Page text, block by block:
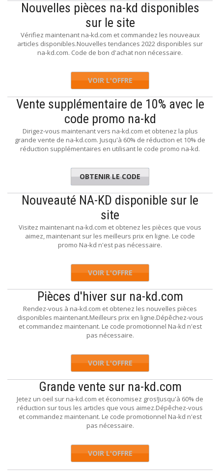
Nouvelles pièces na-kd disponibles
sur le site
Vérifiez maintenant na-kd.com et commandez les nouveaux
articles disponibles.Nouvelles tendances 2022 disponibles sur
na-kd.com. Code de bon d'achat non nécessaire.
VOIR L'OFFRE
Vente supplémentaire de 10% avec le
code promo na-kd
Dirigez-vous maintenant vers na-kd.com et obtenez la plus
grande vente de na-kd.com. Jusqu'à 60% de réduction et 10% de
réduction supplémentaires en utilisant le code promo na-kd.
EXTRA10
OBTENIR LE CODE
Nouveauté NA-KD disponible sur le
site
Visitez maintenant na-kd.com et obtenez les pièces que vous
aimez, maintenant sur les meilleurs prix en ligne. Le code
promo Na-kd n'est pas nécessaire.
VOIR L'OFFRE
Pièces d'hiver sur na-kd.com
Rendez-vous à na-kd.com et obtenez les nouvelles pièces
disponibles maintenant.Meilleurs prix en ligne.Dépêchez-vous
et commandez maintenant. Le code promotionnel Na-kd n'est
pas nécessaire.
VOIR L'OFFRE
Grande vente sur na-kd.com
Jetez un oeil sur na-kd.com et économisez gros!Jusqu'à 60% de
réduction sur tous les articles que vous aimez.Dépêchez-vous
et commandez maintenant. Le code promotionnel Na-kd n'est
pas nécessaire.
VOIR L'OFFRE